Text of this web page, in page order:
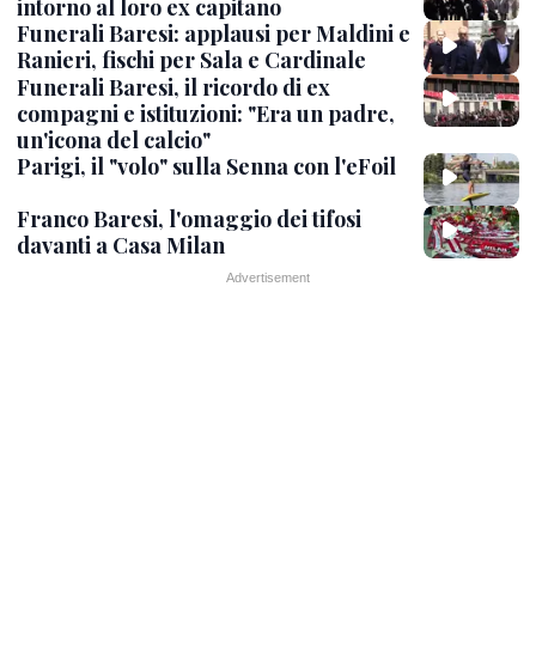
intorno al loro ex capitano
Funerali Baresi: applausi per Maldini e
Ranieri, fischi per Sala e Cardinale
Funerali Baresi, il ricordo di ex
compagni e istituzioni: "Era un padre,
un'icona del calcio"
Parigi, il "volo" sulla Senna con l'eFoil
Franco Baresi, l'omaggio dei tifosi
davanti a Casa Milan